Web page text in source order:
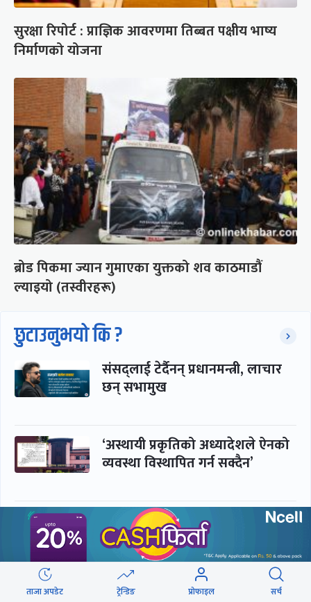
सुरक्षा रिपोर्ट : प्राज्ञिक आवरणमा तिब्बत पक्षीय भाष्य
निर्माणको योजना
ब्रोड पिकमा ज्यान गुमाएका युक्तको शव काठमाडौं
ल्याइयो (तस्वीरहरू)
छुटाउनुभयो कि ?
संसद्लाई टेर्दैनन् प्रधानमन्त्री, लाचार
छन् सभामुख
‘अस्थायी प्रकृतिको अध्यादेशले ऐनको
व्यवस्था विस्थापित गर्न सक्दैन’
सरकार-प्रसाईं लुकामारी : छिनमै
पक्राउ, तुरुन्तै रिहा
‘कामचलाउ’ नेतृत्वले थलियो स्वास्थ्य
ताजा अपडेट ट्रेन्डिङ प्रोफाइल सर्च